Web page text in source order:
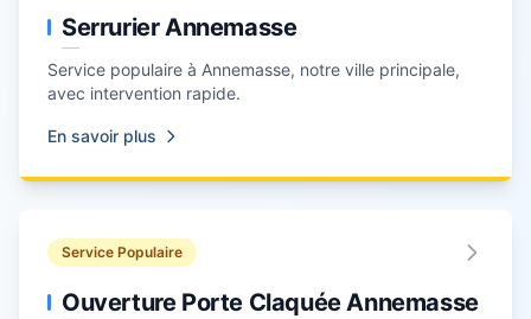
Serrurier Annemasse
Service populaire à Annemasse, notre ville principale,
avec intervention rapide.
En savoir plus
Service Populaire
Ouverture Porte Claquée Annemasse